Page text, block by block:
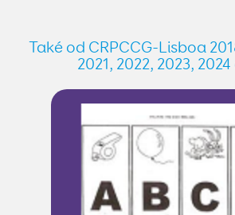
Také od CRPCCG-Lisboa
2021, 2022, 2023, 2024